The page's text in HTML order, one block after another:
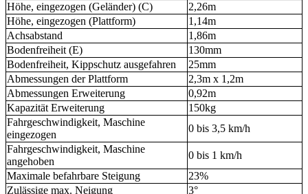
Höhe, eingezogen (Geländer) (C)
2,26m
Höhe, eingezogen (Plattform)
1,14m
Achsabstand
1,86m
Bodenfreiheit (E)
130mm
Bodenfreiheit, Kippschutz ausgefahren
25mm
Abmessungen der Plattform
2,3m x 1,2m
Abmessungen Erweiterung
0,92m
Kapazität Erweiterung
150kg
Fahrgeschwindigkeit, Maschine
eingezogen
0 bis 3,5 km/h
Fahrgeschwindigkeit, Maschine
angehoben
0 bis 1 km/h
Maximale befahrbare Steigung
23%
Zulässige max. Neigung
3°